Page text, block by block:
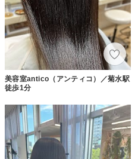
美容室antico（アンティコ）／菊水駅
徒歩1分